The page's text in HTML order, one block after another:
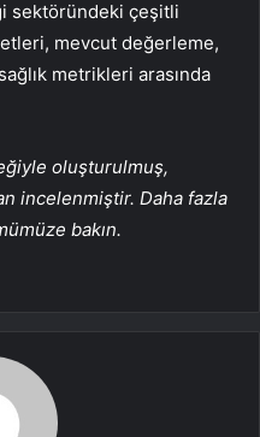
sektöründeki çeşitli
mevcut değerleme,
metrikleri arasında
oluşturulmuş,
incelenmiştir. Daha fazla
bakın.